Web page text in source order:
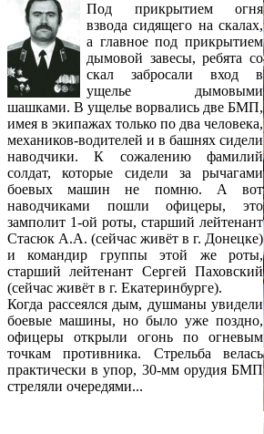
Под прикрытием огня
взвода сидящего на скалах,
а главное под прикрытием
дымовой завесы, ребята со
скал забросали вход в
ущелье дымовыми
шашками. В ущелье ворвались две БМП,
имея в экипажах только по два человека,
механиков-водителей и в башнях сидели
наводчики. К сожалению фамилий
солдат, которые сидели за рычагами
боевых машин не помню. А вот
наводчиками пошли офицеры, это
замполит 1-ой роты, старший лейтенант
Стасюк А.А. (сейчас живёт в г. Донецке)
и командир группы этой же роты,
старший лейтенант Сергей Паховский
(сейчас живёт в г. Екатеринбурге).
Когда рассеялся дым, душманы увидели
боевые машины, но было уже поздно,
офицеры открыли огонь по огневым
точкам противника. Стрельба велась
практически в упор, 30-мм орудия БМП
стреляли очередями...